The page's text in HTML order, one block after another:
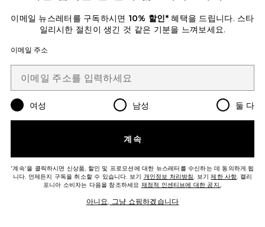
베스트 셀러
ROSELIGHT 미니 원피스
이메일 뉴스레터를 구독하시면 10% 할인*혜택을 드립니다. 스타
일리시한 절친이 생긴 것 같은 기분을 느껴보세요.
이메일 주소
여성 남성 둘 다
계속
'계속'을 클릭하시면 신상품, 할인 및 프로모션에 대한 뉴스레터를 수신하는 데 동의하게 됩
니다. 언제든지 구독을 취소할 수 있습니다. 보기 개인정보 처리방침. 보기제한 사항. 캘리
포니아 소비자는 다음을 참조하세요 재정적 인센티브에 대한 공지..
아니요, 그냥 쇼핑하겠습니다